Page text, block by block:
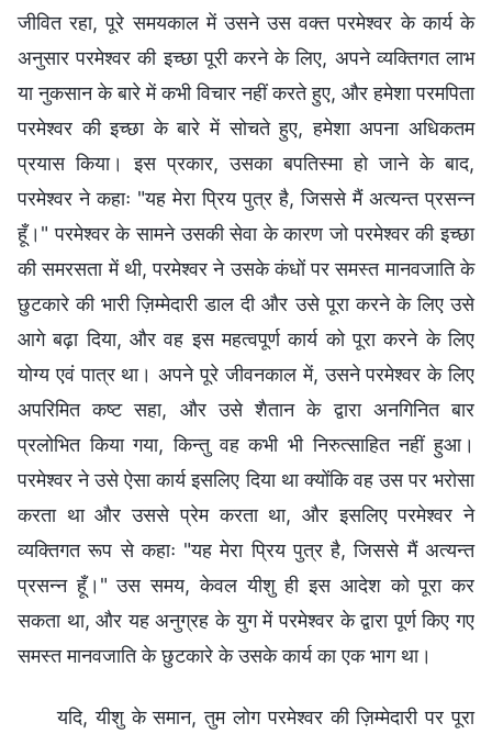
जीवित रहा, पूरे समयकाल में उसने उस वक्त परमेश्वर के कार्य के
अनुसार परमेश्वर की इच्छा पूरी करने के लिए, अपने व्यक्तिगत लाभ
या नुकसान के बारे में कभी विचार नहीं करते हुए, और हमेशा परमपिता
परमेश्वर की इच्छा के बारे में सोचते हुए, हमेशा अपना अधिकतम
प्रयास किया। इस प्रकार, उसका बपतिस्मा हो जाने के बाद,
परमेश्वर ने कहाः "यह मेरा प्रिय पुत्र है, जिससे मैं अत्यन्त प्रसन्न
हूँ।" परमेश्वर के सामने उसकी सेवा के कारण जो परमेश्वर की इच्छा
की समरसता में थी, परमेश्वर ने उसके कंधों पर समस्त मानवजाति के
छुटकारे की भारी ज़िम्मेदारी डाल दी और उसे पूरा करने के लिए उसे
आगे बढ़ा दिया, और वह इस महत्वपूर्ण कार्य को पूरा करने के लिए
योग्य एवं पात्र था। अपने पूरे जीवनकाल में, उसने परमेश्वर के लिए
अपरिमित कष्ट सहा, और उसे शैतान के द्वारा अनगिनित बार
प्रलोभित किया गया, किन्तु वह कभी भी निरुत्साहित नहीं हुआ।
परमेश्वर ने उसे ऐसा कार्य इसलिए दिया था क्योंकि वह उस पर भरोसा
करता था और उससे प्रेम करता था, और इसलिए परमेश्वर ने
व्यक्तिगत रूप से कहाः "यह मेरा प्रिय पुत्र है, जिससे मैं अत्यन्त
प्रसन्न हूँ।" उस समय, केवल यीशु ही इस आदेश को पूरा कर
सकता था, और यह अनुग्रह के युग में परमेश्वर के द्वारा पूर्ण किए गए
समस्त मानवजाति के छुटकारे के उसके कार्य का एक भाग था।
यदि, यीशु के समान, तुम लोग परमेश्वर की ज़िम्मेदारी पर पूरा